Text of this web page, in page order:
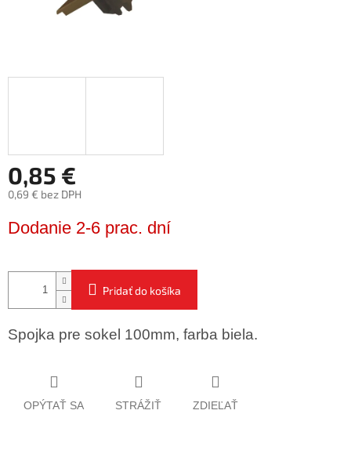
0,85 €
0,69 € bez DPH
cena:
Dodanie 2-6 prac. dní
Pridať do košíka
Spojka pre sokel 100mm, farba biela.
OPÝTAŤ SA STRÁŽIŤ ZDIEĽAŤ